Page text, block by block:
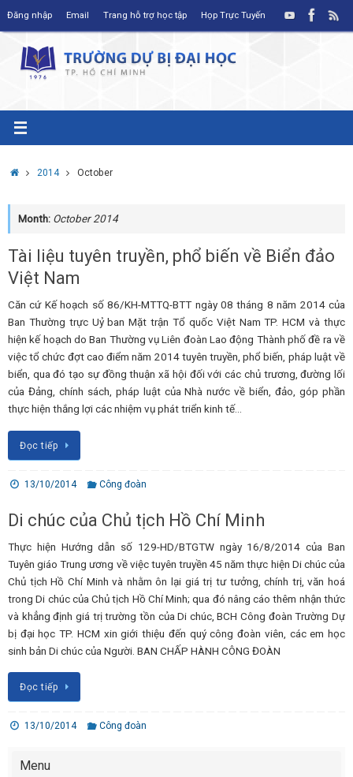
Đăng nhập Email Trang hỗ trợ học tập Họp Trực Tuyến
Home2014 October
Month: October 2014
Tài liệu tuyên truyền, phổ biến về Biển đảo
Việt Nam
Căn cứ Kế hoạch số 86/KH-MTTQ-BTT ngày 08 tháng 8 năm 2014 của
Ban Thường trực Uỷ ban Mặt trận Tổ quốc Việt Nam TP. HCM và thực
hiện kế hoạch do Ban Thường vụ Liên đoàn Lao động Thành phố đề ra về
việc tổ chức đợt cao điểm năm 2014 tuyên truyền, phổ biến, pháp luật về
biển, qua đó tạo sự đồng thuận xã hội đối với các chủ trương, đường lối
của Đảng, chính sách, pháp luật của Nhà nước về biển, đảo, góp phần
thực hiện thắng lợi các nhiệm vụ phát triển kinh tế…
Đọc tiếp
13/10/2014 Công đoàn
Di chúc của Chủ tịch Hồ Chí Minh
Thực hiện Hướng dẫn số 129-HD/BTGTW ngày 16/8/2014 của Ban
Tuyên giáo Trung ương về việc tuyên truyền 45 năm thực hiện Di chúc của
Chủ tịch Hồ Chí Minh và nhằm ôn lại giá trị tư tưởng, chính trị, văn hoá
trong Di chúc của Chủ tịch Hồ Chí Minh; qua đó nâng cáo thêm nhận thức
và khẳng định giá trị trường tồn của Di chúc, BCH Công đoàn Trường Dự
bị đại học TP. HCM xin giới thiệu đến quý công đoàn viên, các em học
sinh bản Di chúc của Người. BAN CHẤP HÀNH CÔNG ĐOÀN
Đọc tiếp
13/10/2014 Công đoàn
Menu